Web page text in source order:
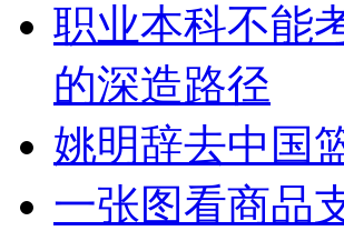
职业本科不能
的深造路径
姚明辞去中国
一张图看商品